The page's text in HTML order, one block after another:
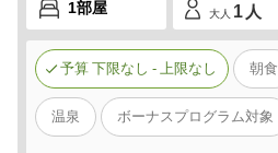
大人 1 人
予算 下限なし - 上限なし 朝食
温泉 ボーナスプログラム対象